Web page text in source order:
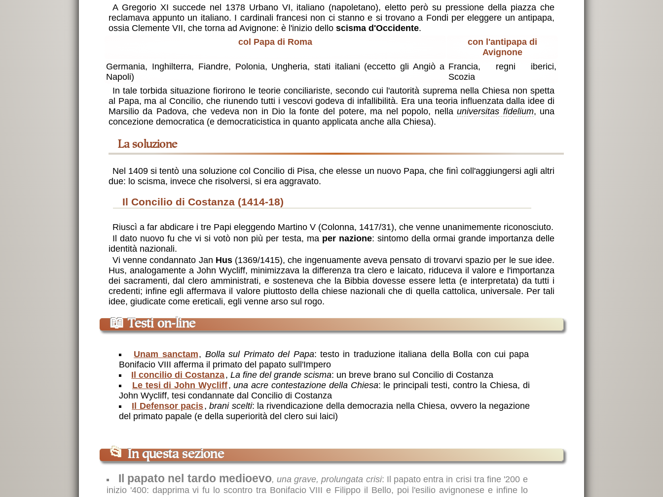
A Gregorio XI succede nel 1378 Urbano VI, italiano (napoletano), eletto però su pressione della piazza che
reclamava appunto un italiano. I cardinali francesi non ci stanno e si trovano a Fondi per eleggere un antipapa,
ossia Clemente VII, che torna ad Avignone: è l'inizio dello scisma d'Occidente.
col Papa di Roma
con l'antipapa di
Avignone
Germania, Inghilterra, Fiandre, Polonia, Ungheria, stati italiani (eccetto gli Angiò a
Napoli)
Francia, regni iberici,
Scozia
In tale torbida situazione fiorirono le teorie conciliariste, secondo cui l'autorità suprema nella Chiesa non spetta
al Papa, ma al Concilio, che riunendo tutti i vescovi godeva di infallibilità. Era una teoria influenzata dalla idee di
Marsilio da Padova, che vedeva non in Dio la fonte del potere, ma nel popolo, nellauniversitas fidelium, una
concezione democratica (e democraticistica in quanto applicata anche alla Chiesa).
la soluzione
Nel 1409 si tentò una soluzione col Concilio di Pisa, che elesse un nuovo Papa, che finì coll'aggiungersi agli altri
due: lo scisma, invece che risolversi, si era aggravato.
il Concilio di Costanza (1414-18)
Riuscì a far abdicare i tre Papi eleggendo Martino V (Colonna, 1417/31), che venne unanimemente riconosciuto.
Il dato nuovo fu che vi si votò non più per testa, ma per nazione: sintomo della ormai grande importanza delle
identità nazionali.
Vi venne condannato Jan Hus(1369/1415), che ingenuamente aveva pensato di trovarvi spazio per le sue idee.
Hus, analogamente a John Wycliff, minimizzava la differenza tra clero e laicato, riduceva il valore e l'importanza
dei sacramenti, dal clero amministrati, e sosteneva che la Bibbia dovesse essere letta (e interpretata) da tutti i
credenti; infine egli affermava il valore piuttosto della chiese nazionali che di quella cattolica, universale. Per tali
idee, giudicate come ereticali, egli venne arso sul rogo.
📖 Testi on-line
Unam sanctam, Bolla sul Primato del Papa: testo in traduzione italiana della Bolla con cui papa
Bonifacio VIII afferma il primato del papato sull'Impero
Il concilio di Costanza,La fine del grande scisma: un breve brano sul Concilio di Costanza
Il Defensor pacis,brani scelti: la rivendicazione della democrazia nella Chiesa, ovvero la negazione
del primato papale (e della superiorità del clero sui laici)
Le tesi di John Wycliff,una acre contestazione della Chiesa: le principali testi, contro la Chiesa, di
John Wycliff, tesi condannate dal Concilio di Costanza
📂 In questa sezione
Il papato nel tardo medioevo, una grave, prolungata crisi: Il papato entra in crisi tra fine '200 e
inizio '400: dapprima vi fu lo scontro tra Bonifacio VIII e Filippo il Bello, poi l'esilio avignonese e infine lo